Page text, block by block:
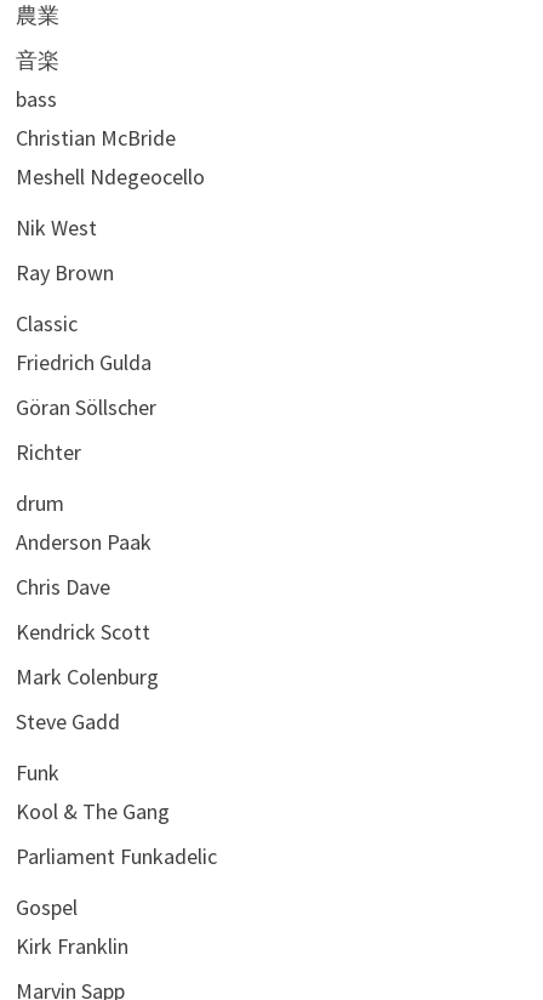
農業
音楽
bass
Christian McBride
Meshell Ndegeocello
Nik West
Ray Brown
Classic
Friedrich Gulda
Göran Söllscher
Richter
drum
Anderson Paak
Chris Dave
Kendrick Scott
Mark Colenburg
Steve Gadd
Funk
Kool & The Gang
Parliament Funkadelic
Gospel
Kirk Franklin
Marvin Sapp